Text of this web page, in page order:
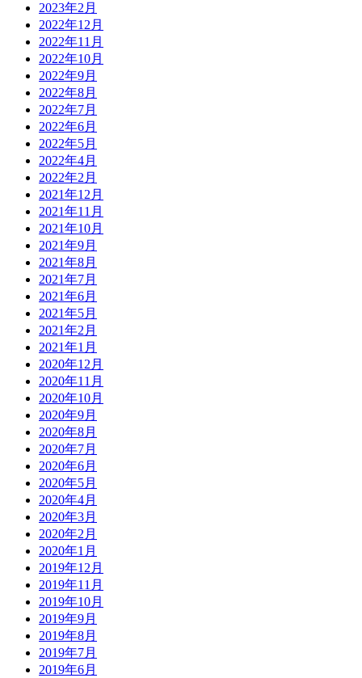
2023年2月
2022年12月
2022年11月
2022年10月
2022年9月
2022年8月
2022年7月
2022年6月
2022年5月
2022年4月
2022年2月
2021年12月
2021年11月
2021年10月
2021年9月
2021年8月
2021年7月
2021年6月
2021年5月
2021年2月
2021年1月
2020年12月
2020年11月
2020年10月
2020年9月
2020年8月
2020年7月
2020年6月
2020年5月
2020年4月
2020年3月
2020年2月
2020年1月
2019年12月
2019年11月
2019年10月
2019年9月
2019年8月
2019年7月
2019年6月